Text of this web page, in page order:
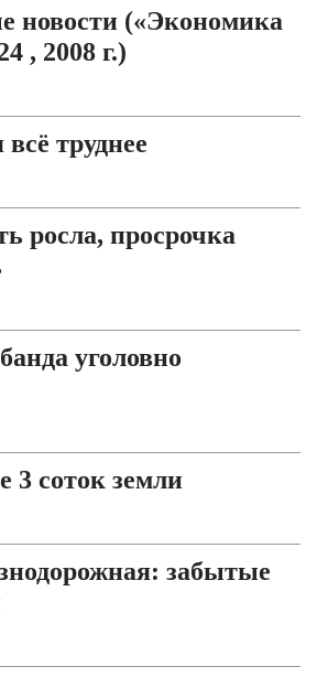
новости («Экономика
, 2008 г.)
труднее
росла, просрочка
уголовно
3 соток земли
забытые